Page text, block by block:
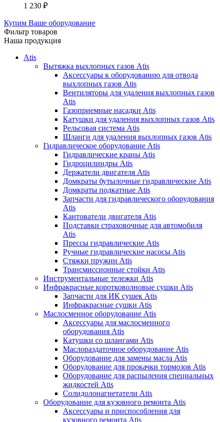
1 230 ₽
Купим Ваше оборудование
Фильтр товаров
Наша продукция
Atis
Вытяжка выхлопных газов Atis
Аксессуары к оборудованию для отвода
выхлопных газов Atis
Вентиляторы для удаления выхлопных газов
Atis
Газоприемные насадки Atis
Катушки для удаления выхлопных газов Atis
Рельсовая система Atis
Шланги для удаления выхлопных газов Atis
Гидравлическое оборудование Atis
Гидравлические краны Atis
Гидроцилиндры Atis
Держатели двигателя Atis
Домкраты бутылочные гидравлические Atis
Домкраты подкатные Atis
Запчасти для гидравлического оборудования
Atis
Кантователи двигателя Atis
Подставки страховочные для автомобиля
Atis
Прессы гидравлические Atis
Ручные гидравлические насосы Atis
Стяжки пружин Atis
Трансмиссионные стойки Atis
Инструментальные тележки Atis
Инфракрасные коротковолновые сушки Atis
Запчасти для ИК сушек Atis
Инфракрасные сушки Atis
Маслосменное оборудование Atis
Аксессуары для маслосменного
оборудования Atis
Катушки со шлангами Atis
Маслораздаточное оборудование Atis
Оборудование для замены масла Atis
Оборудование для прокачки тормозов Atis
Оборудование для распыления специальных
жидкостей Atis
Солидолонагнетатели Atis
Оборудование для кузовного ремонта Atis
Аксессуары и приспособления для
кузовного ремонта Atis